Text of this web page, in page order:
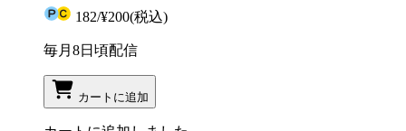
182/¥200(税込)
毎月8日頃配信
カートに追加